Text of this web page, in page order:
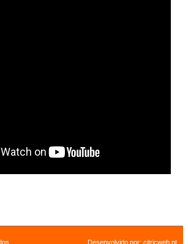
Desenvolvido por: citricweb.pt